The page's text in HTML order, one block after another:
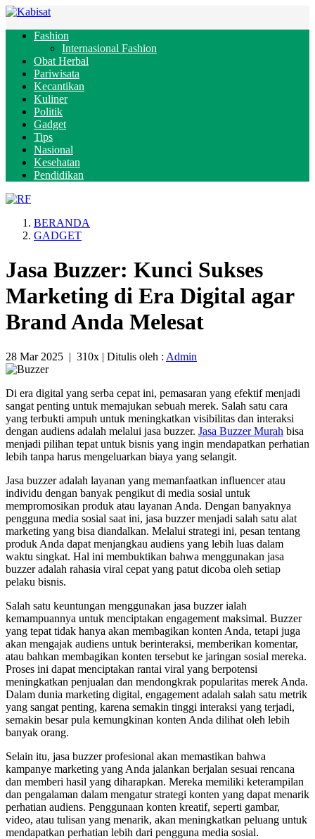
Fashion
Internasional Fashion
Obat Herbal
Pariwisata
Kecantikan
Kuliner
Politik
Gadget
Tips
Nasional
Kesehatan
Pendidikan
BERANDA
GADGET
Jasa Buzzer: Kunci Sukses
Marketing di Era Digital agar
Brand Anda Melesat
28 Mar 2025 | 310x | Ditulis oleh : Admin
Di era digital yang serba cepat ini, pemasaran yang efektif menjadi
sangat penting untuk memajukan sebuah merek. Salah satu cara
yang terbukti ampuh untuk meningkatkan visibilitas dan interaksi
dengan audiens adalah melalui jasa buzzer. Jasa Buzzer Murah bisa
menjadi pilihan tepat untuk bisnis yang ingin mendapatkan perhatian
lebih tanpa harus mengeluarkan biaya yang selangit.
Jasa buzzer adalah layanan yang memanfaatkan influencer atau
individu dengan banyak pengikut di media sosial untuk
mempromosikan produk atau layanan Anda. Dengan banyaknya
pengguna media sosial saat ini, jasa buzzer menjadi salah satu alat
marketing yang bisa diandalkan. Melalui strategi ini, pesan tentang
produk Anda dapat menjangkau audiens yang lebih luas dalam
waktu singkat. Hal ini membuktikan bahwa menggunakan jasa
buzzer adalah rahasia viral cepat yang patut dicoba oleh setiap
pelaku bisnis.
Salah satu keuntungan menggunakan jasa buzzer ialah
kemampuannya untuk menciptakan engagement maksimal. Buzzer
yang tepat tidak hanya akan membagikan konten Anda, tetapi juga
akan mengajak audiens untuk berinteraksi, memberikan komentar,
atau bahkan membagikan konten tersebut ke jaringan sosial mereka.
Proses ini dapat menciptakan rantai viral yang berpotensi
meningkatkan penjualan dan mendongkrak popularitas merek Anda.
Dalam dunia marketing digital, engagement adalah salah satu metrik
yang sangat penting, karena semakin tinggi interaksi yang terjadi,
semakin besar pula kemungkinan konten Anda dilihat oleh lebih
banyak orang.
Selain itu, jasa buzzer profesional akan memastikan bahwa
kampanye marketing yang Anda jalankan berjalan sesuai rencana
dan memberi hasil yang diharapkan. Mereka memiliki keterampilan
dan pengalaman dalam mengatur strategi konten yang dapat menarik
perhatian audiens. Penggunaan konten kreatif, seperti gambar,
video, atau tulisan yang menarik, akan meningkatkan peluang untuk
mendapatkan perhatian lebih dari pengguna media sosial.